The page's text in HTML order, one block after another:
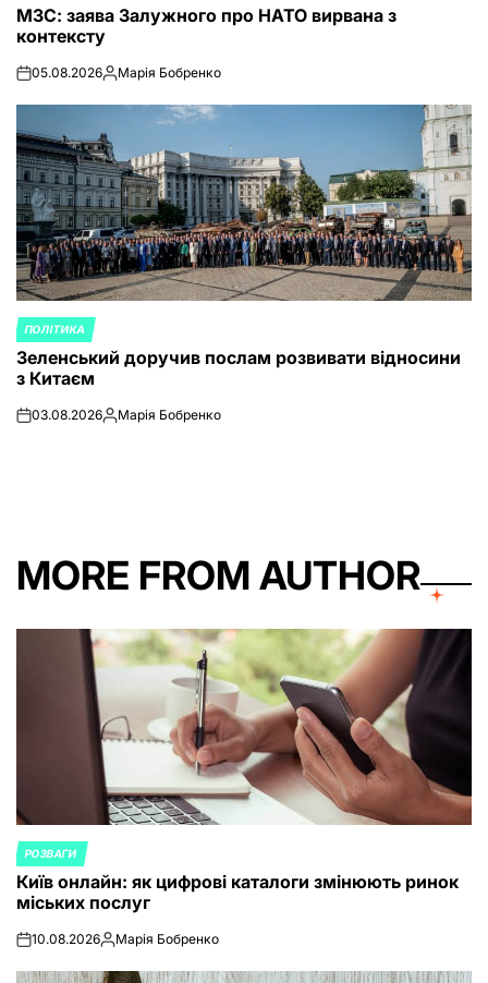
IN
МЗС: заява Залужного про НАТО вирвана з
контексту
on05.08.2026Posted
Марія Бобренко
POSTED
IN
ПОЛІТИКА
Зеленський доручив послам розвивати відносини
з Китаєм
on03.08.2026Posted
Марія Бобренко
MORE FROM AUTHOR
POSTED
IN
РОЗВАГИ
Київ онлайн: як цифрові каталоги змінюють ринок
міських послуг
on10.08.2026Posted
Марія Бобренко